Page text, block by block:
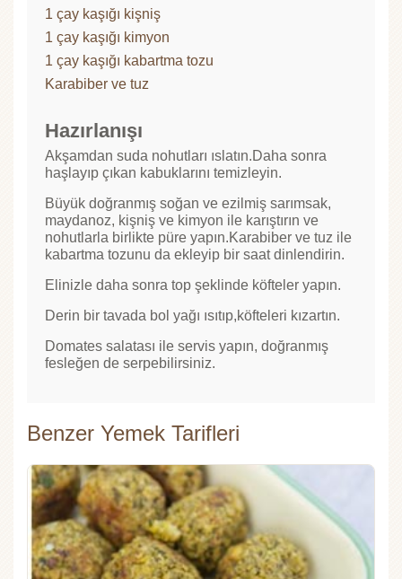
1 çay kaşığı kişniş
1 çay kaşığı kimyon
1 çay kaşığı kabartma tozu
Karabiber ve tuz
Hazırlanışı
Akşamdan suda nohutları ıslatın.Daha sonra
haşlayıp çıkan kabuklarını temizleyin.
Büyük doğranmış soğan ve ezilmiş sarımsak,
maydanoz, kişniş ve kimyon ile karıştırın ve
nohutlarla birlikte püre yapın.Karabiber ve tuz ile
kabartma tozunu da ekleyip bir saat dinlendirin.
Elinizle daha sonra top şeklinde köfteler yapın.
Derin bir tavada bol yağı ısıtıp,köfteleri kızartın.
Domates salatası ile servis yapın, doğranmış
fesleğen de serpebilirsiniz.
Benzer Yemek Tarifleri